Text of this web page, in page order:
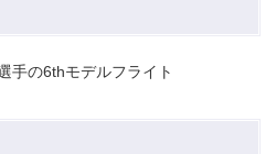
手の6thモデルフライト